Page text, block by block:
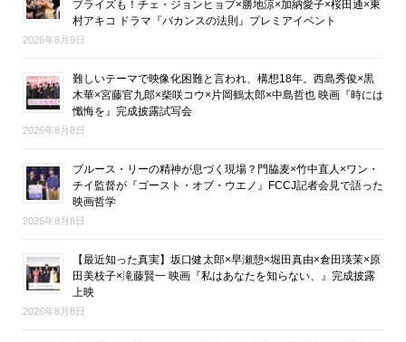
プライズも！チェ・ジョンヒョプ×勝地涼×加納愛子×桜田通×東
村アキコ ドラマ『バカンスの法則』プレミアイベント
2026年8月9日
難しいテーマで映像化困難と言われ、構想18年。西島秀俊×黒
木華×宮藤官九郎×柴咲コウ×片岡鶴太郎×中島哲也 映画『時には
懺悔を』完成披露試写会
2026年8月8日
ブルース・リーの精神が息づく現場？門脇麦×竹中直人×ワン・
チイ監督が『ゴースト・オブ・ウエノ』FCCJ記者会見で語った
映画哲学
2026年8月8日
【最近知った真実】坂口健太郎×早瀬憩×堀田真由×倉田瑛茉×原
田美枝子×滝藤賢一 映画『私はあなたを知らない、』完成披露
上映
2026年8月8日